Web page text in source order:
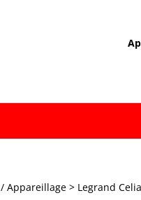
/ Appareillage > Legrand